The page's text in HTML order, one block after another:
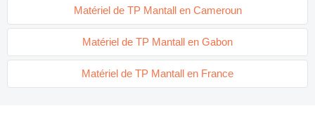
Matériel de TP Mantall en Cameroun
Matériel de TP Mantall en Gabon
Matériel de TP Mantall en France